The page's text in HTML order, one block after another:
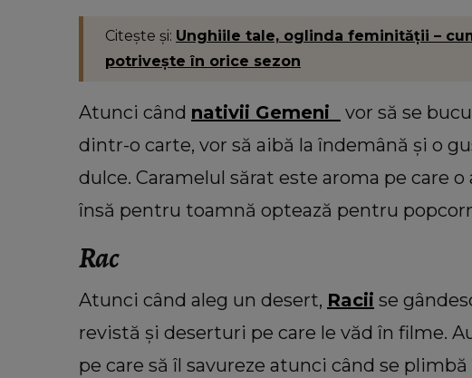
Citește și: Unghiile tale, oglinda feminității –
potrivește în orice sezon
Atunci când nativii Gemeni
vor să se
dintr-o carte, vor să aibă la îndemână și o
dulce. Caramelul sărat este aroma pe care
însă pentru toamnă optează pentru
Rac
Atunci când aleg un desert, Racii se
revistă și deserturi pe care le văd în filme.
pe care să îl savureze atunci când se